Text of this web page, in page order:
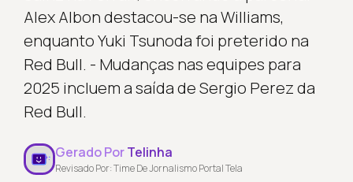
Alex Albon destacou-se na Williams,
enquanto Yuki Tsunoda foi preterido na
Red Bull. - Mudanças nas equipes para
2025 incluem a saída de Sergio Perez da
Red Bull.
Gerado PorTelinha
Revisado Por: Time De Jornalismo Portal Tela